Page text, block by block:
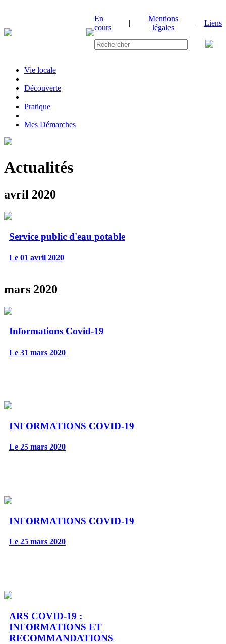
En
cours
|
Mentions
légales
| Liens
Vie locale
|Découverte
|Pratique
|Mes Démarches
Actualités
avril 2020
Service public d'eau potable
Le 01 avril 2020
mars 2020
Informations Covid-19
Le 31 mars 2020
INFORMATIONS COVID-19
Le 25 mars 2020
INFORMATIONS COVID-19
Le 25 mars 2020
ARS COVID-19 :
INFORMATIONS ET
RECOMMANDATIONS